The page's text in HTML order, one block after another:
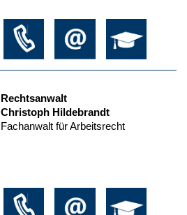
Rechtsanwalt
Christoph Hildebrandt
Fachanwalt für Arbeitsrecht